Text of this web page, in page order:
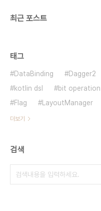
최근 포스트
태그
DataBinding Dagger2
kotlin dsl
bit operation
Flag
LayoutManager
더보기
검색